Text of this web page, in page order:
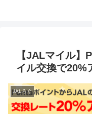
【JALマイル
イル交換で20%
JALろぐ